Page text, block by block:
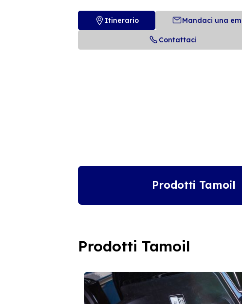
Itinerario Mandaci una
Contattaci
Prodotti Tamoil
Prodotti Tamoil